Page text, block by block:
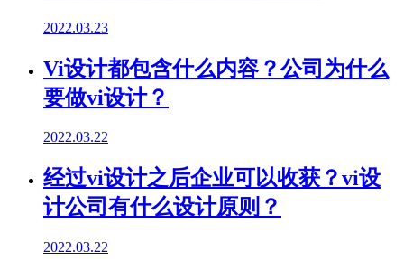
2022.03.23
Vi设计都包含什么内容？公司为什么
要做vi设计？
2022.03.22
经过vi设计之后企业可以收获？vi设
计公司有什么设计原则？
2022.03.22